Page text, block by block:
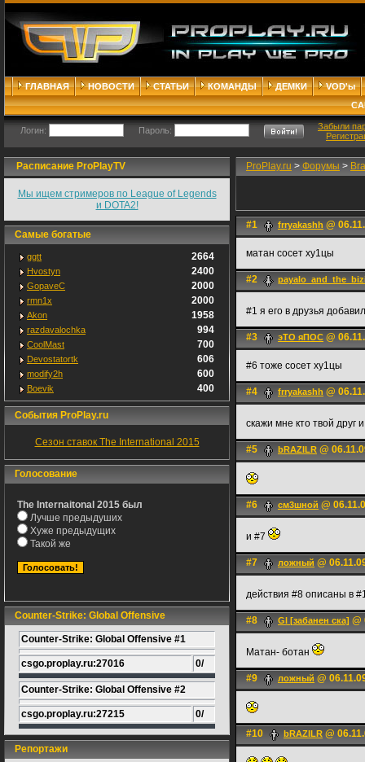
ГЛАВНАЯ НОВОСТИ СТАТЬИ КОМАНДЫ ДЕМКИ
VOD'ы
Логин: Пароль:
Забыли
Расписание ProPlayTV
Мы ищем стримеров по League of Legends
и DOTA2!
Самые богатые
ggtt 2664
Hvostyn 2400
GopaveC 2000
rmn1x 2000
Akon 1958
razdavalochka 994
CoolMast 700
Devostatortk 606
modify2h 600
Boevik 400
События ProPlay.ru
Сезон ставок The International 2015
Голосование
The Internaitonal 2015 был
Лучше предыдуших
Хуже предыдущих
Такой же
Counter-Strike: Global Offensive
Counter-Strike: Global Offensive #1
csgo.proplay.ru:27016 0/
Counter-Strike: Global Offensive #2
csgo.proplay.ru:27215 0/
Репортажи
ProPlay.ru > Форумы >
#1 frryakashh @
матан сосет ху1цы
#2
#1 я его в друзья
#3 эТО яПОС @
#6 тоже сосет ху1цы
#4 frryakashh @
скажи мне кто твой друг
#5 bRAZILR @
#6 см3шной @
и #7
#7 ложный @
действия #8 описаны в
#8 Gl [забанен ска] @
Матан- ботан
#9 ложный @
#10 bRAZILR @